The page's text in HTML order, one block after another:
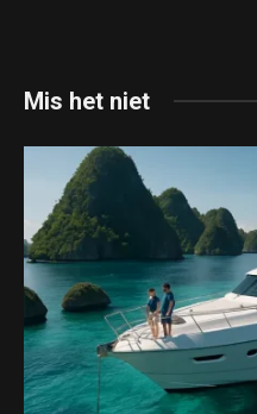
Mis het niet